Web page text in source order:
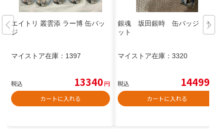
エイトリ 叢雲添 ラー博 缶バッ
ジ
マイストア在庫： 1397
税込 13340円
カートに入れる
銀魂 坂田銀時 缶バッジ セ
ット
マイストア在庫： 3320
税込 14499
カートに入れる